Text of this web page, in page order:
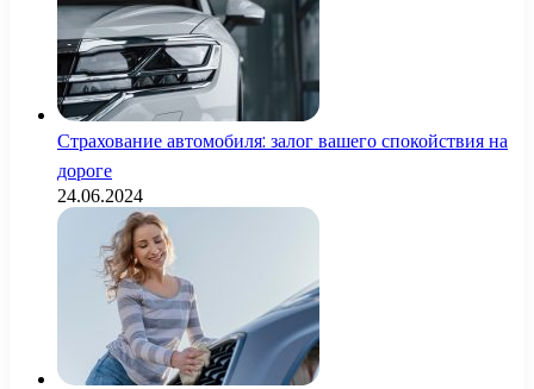
Страхование автомобиля: залог вашего спокойствия на
дороге
24.06.2024